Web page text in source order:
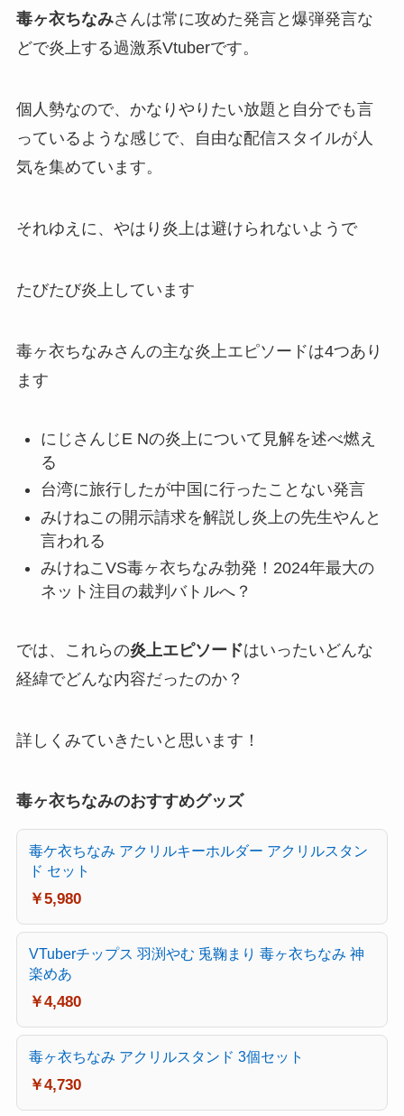
毒ヶ衣ちなみさんは常に攻めた発言と爆弾発言な
どで炎上する過激系Vtuberです。
個人勢なので、 かなりやりたい放題 と自分でも言
っているような感じで、自由な配信スタイルが人
気を集めています。
それゆえに、やはり 炎上は避けられないようで
たびたび炎上しています
毒ヶ衣ちなみさんの主な炎上エピソードは4つあり
ます
にじさんじE Nの炎上について見解を述べ燃え
る
台湾に旅行したが中国に行ったことない発言
みけねこの開示請求を解説し炎上の先生やんと
言われる
みけねこVS毒ヶ衣ちなみ勃発！2024年最大の
ネット注目の裁判バトルへ？
では、これらの炎上エピソードはいったいどんな
経緯でどんな内容だったのか？
詳しくみていきたいと思います！
毒ヶ衣ちなみのおすすめグッズ
毒ケ衣ちなみ アクリルキーホルダー アクリルスタン
ド セット
￥5,980
VTuberチップス 羽渕やむ 兎鞠まり 毒ヶ衣ちなみ 神
楽めあ
￥4,480
毒ヶ衣ちなみ アクリルスタンド 3個セット
￥4,730